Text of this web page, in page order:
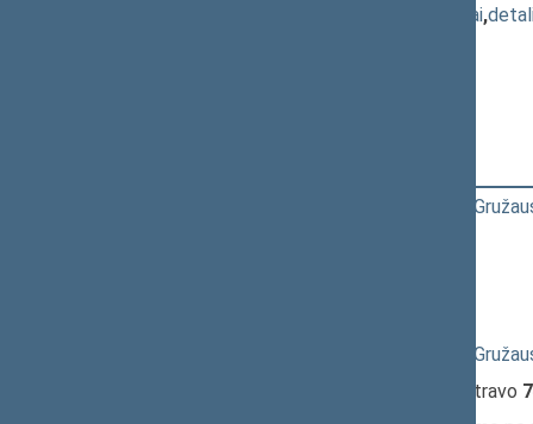
susiję dokumentai,
Dalia Asanavičiūtė-
Dalia Asanavičiūtė-
(užsiregistravo